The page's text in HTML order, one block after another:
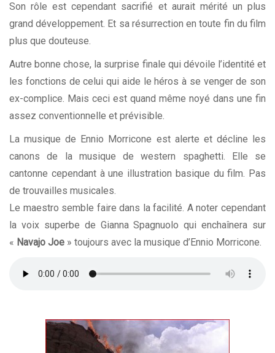
Son rôle est cependant sacrifié et aurait mérité un plus
grand développement. Et sa résurrection en toute fin du film
plus que douteuse.
Autre bonne chose, la surprise finale qui dévoile l’identité et
les fonctions de celui qui aide le héros à se venger de son
ex-complice. Mais ceci est quand même noyé dans une fin
assez conventionnelle et prévisible.
La musique de Ennio Morricone est alerte et décline les
canons de la musique de western spaghetti. Elle se
cantonne cependant à une illustration basique du film. Pas
de trouvailles musicales.
Le maestro semble faire dans la facilité. A noter cependant
la voix superbe de Gianna Spagnuolo qui enchaînera sur
« Navajo Joe » toujours avec la musique d’ Ennio Morricone.